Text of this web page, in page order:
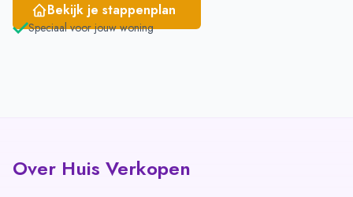
Bekijk je stappenplan
Speciaal voor jouw woning
Over Huis Verkopen